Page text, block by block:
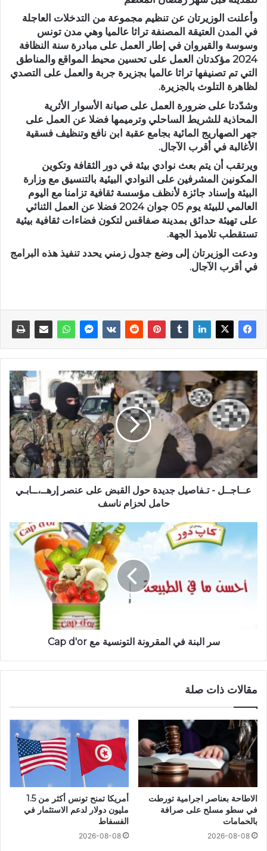
وأعلنت الوزيرتان عن تنظيم مجموعة من التدخلات العاجلة
في المدن العتيقة المصنفة تراثا عالميا وهي مدن تونس
وسوسة والقيروان في إطار العمل على مبادرة سنة النظافة
2024 مؤكدتان العمل على تحسين محيط المواقع والمناطق
التي تم تصنيفها تراثا عالميا بجزيرة جربة والعمل على التصدي
لظاهرة التلوث بالجزيرة.
وشدّدتا على ضرورة العمل على صيانة الأسوار الأثرية
المحاذية للشريط الساحلي وترميمها فضلا عن العمل على
جهر الصهاريج المائية بجامع عقبة ابن نافع وتنظيف فسقية
الأغالبة في أقرب الآجال.
ويرتقب أن يتم بعث نوادي بيئة في دور الثقافة وتكوين
المكونين المشرفين على النوادي البيئية بالتنسيق مع وزارة
البيئة وإسناد جائزة لأنظف مؤسسة ثقافية تزامنا مع اليوم
العالمي للبيئة يوم 05 جوان 2024 فضلا عن العمل الثنائي
على تهيئة حدائق بمدينة صفاقس لتكون فضاءات ثقافية بيئية
تستقطب تلاميذ الجهة.
ودعت الوزيرتان إلى وضع جدول زمني يحدد تنفيذ هذه البرامج
في أقرب الآجال.
عــاجــل - تـفاصيل جديدة حول القبض على عنصر إرهــ،ــابـي
حامل لحزام ناسف
سر البنة في المقرونة التونسية مع Cap d'or
مقالات ذات صلة
الاطاحة بعناصر اجرامية تورطت
في سطو مسلح على صرافة
بالحمامات
2026-08-08
أمريكا تمنح تونس أكثر من 1.5
مليون دولار لدعم الاستثمار في
الفسفاط
2026-08-08